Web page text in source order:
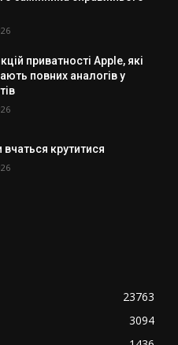
приватності Apple, які
повних аналогів у
вчаться крутитися
23763
3094